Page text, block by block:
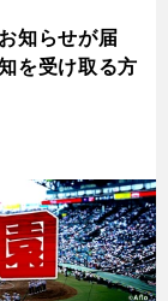
知らせが届
を受け取る方